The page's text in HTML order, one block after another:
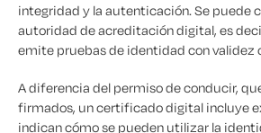
integridad y la autenticación. Se puede
autoridad de acreditación digital, es
emite pruebas de identidad con validez
A diferencia del permiso de conducir,
firmados, un certificado digital incluye
indican cómo se pueden utilizar la